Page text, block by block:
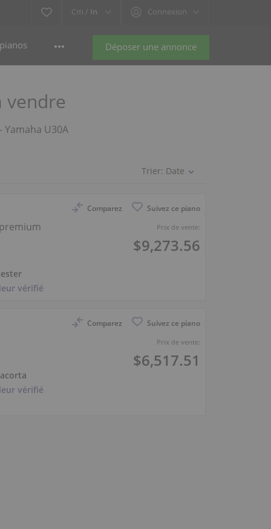
Cm / In Connexion
Déposer une annonce
vendre
U30A
Trier: Date
Comparez Suivez ce piano
Prix de vente:
$9,273.56
vérifié
Comparez Suivez ce piano
Prix de vente:
$6,517.51
vérifié